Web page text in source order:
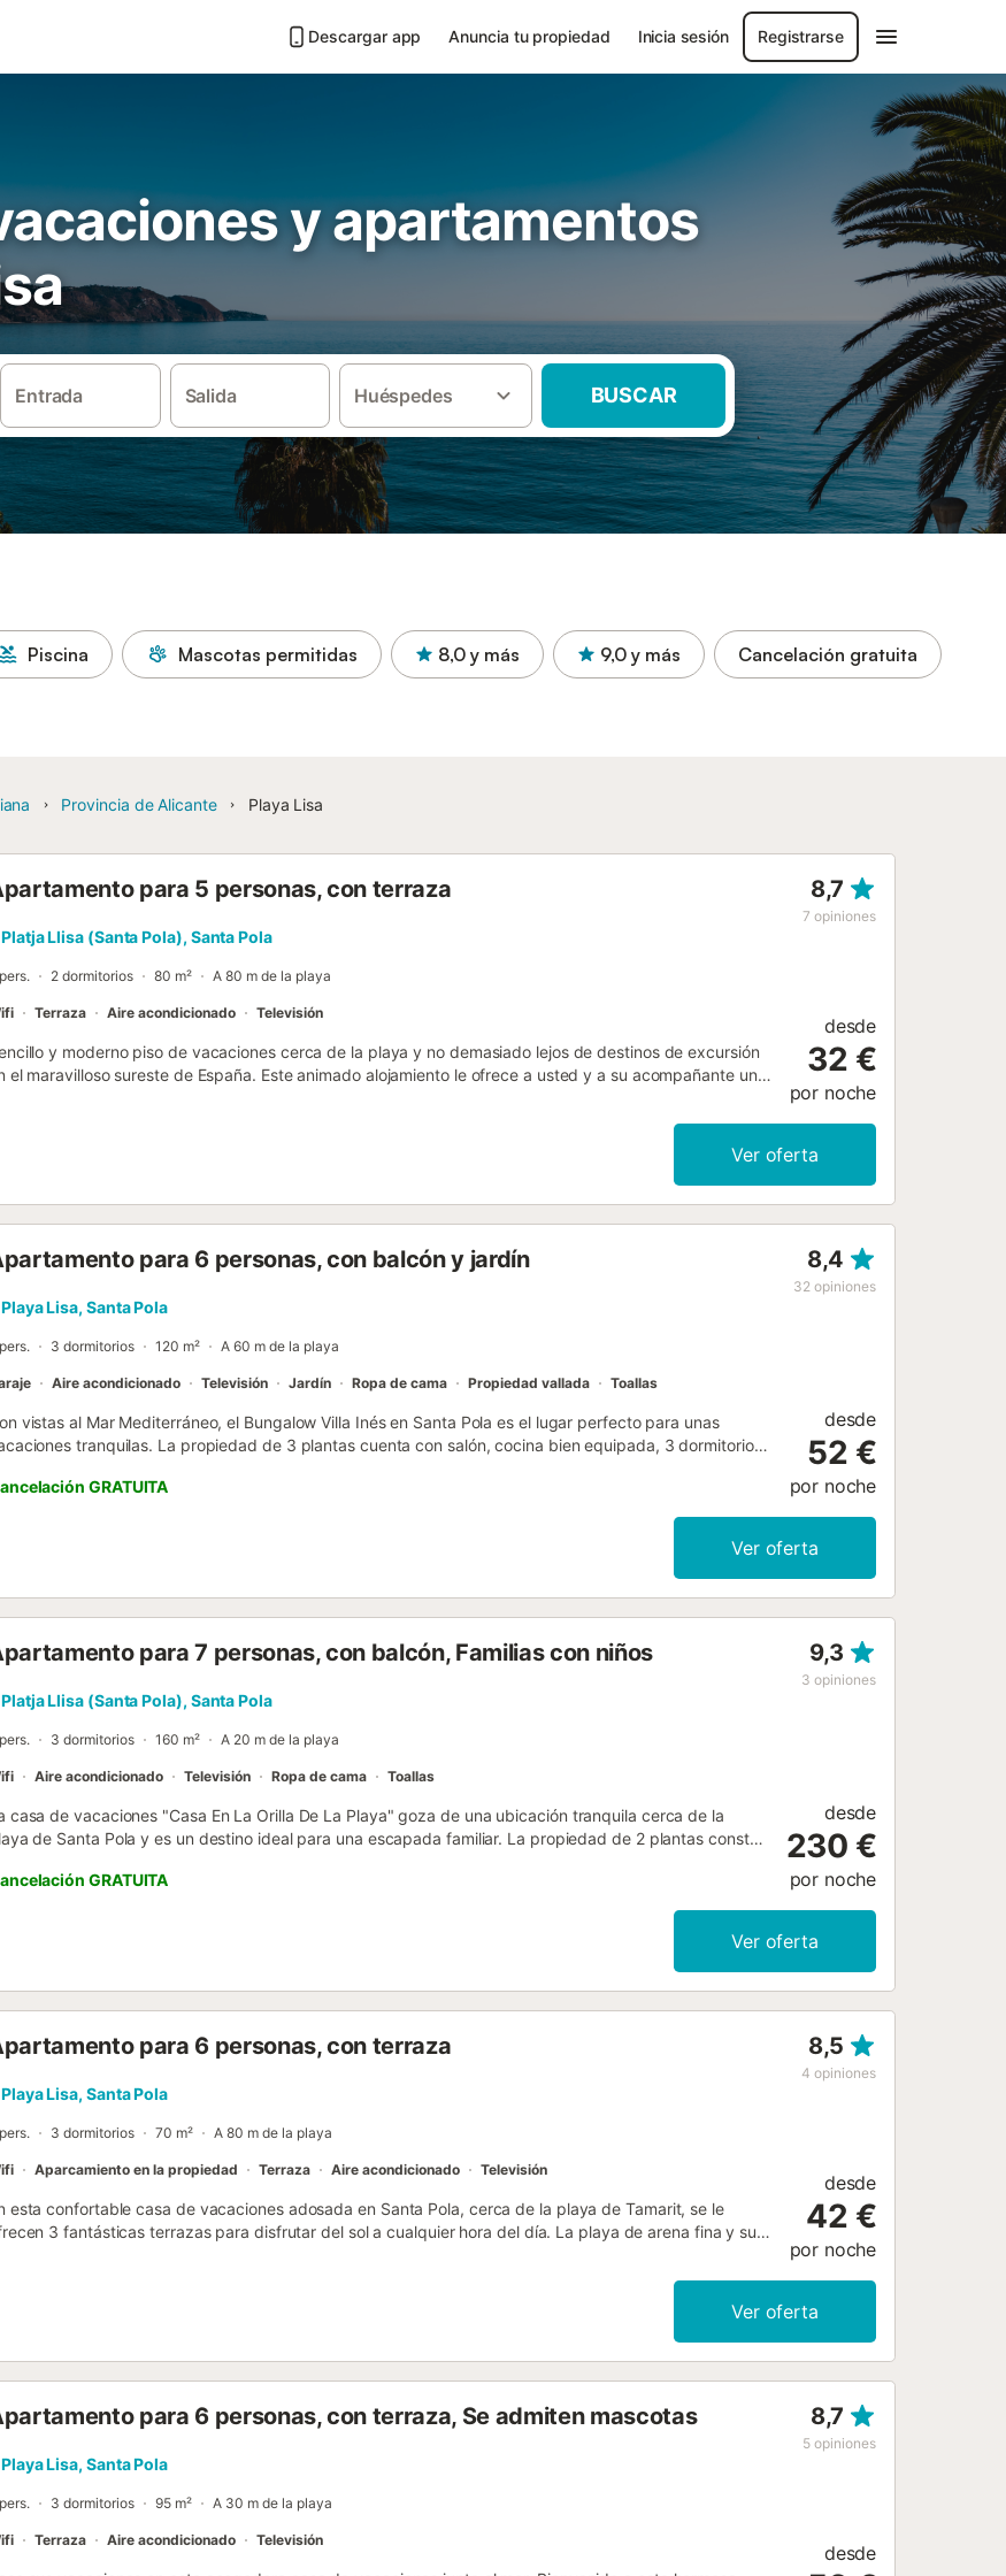
Descargar app Anuncia tu propiedad Inicia sesión Registrarse
y apartamentos
Entrada Salida Huéspedes BUSCAR
Piscina Mascotas permitidas 8,0 y más 9,0 y más Cancelación gratuita
Provincia de Alicante Playa Lisa
para 5 personas, con terraza 8,7
7 opiniones
Platja Llisa (Santa Pola), Santa Pola
2 dormitorios 80 m² A 80 m de la playa
Terraza Aire acondicionado Televisión
y moderno piso de vacaciones cerca de la playa y no demasiado lejos de destinos de excursión
el maravilloso sureste de España. Este animado alojamiento le ofrece a usted y a su acompañante un
desayuno altanero mientras sienten el cálido aire veraniego y disfrutan de las vistas al mar. La playa de
está a sólo 90 metros de su alojamiento, donde podrá nadar, tomar el sol o construir castillos de
o pasear por los paseos marítimos. La rambla conduce al puerto pesquero, famoso por el
de aves, incluidos los flamencos, o las espectaculares vistas desde el faro. También hay un
provincia de Alicante....
desde
32 €
por noche
Ver oferta
para 6 personas, con balcón y jardín 8,4
32 opiniones
Playa Lisa, Santa Pola
3 dormitorios 120 m² A 60 m de la playa
Aire acondicionado Televisión Jardín Ropa de cama Propiedad vallada Toallas
vistas al Mar Mediterráneo, el Bungalow Villa Inés en Santa Pola es el lugar perfecto para unas
tranquilas. La propiedad de 3 plantas cuenta con salón, cocina bien equipada, 3 dormitorios,
ventilador y lavadora. Refréscate cuando quieras con el dispensador de agua fría,
para recuperar energías tras un día en la playa. Este alojamiento no dispone de Wi-Fi. La
cuenta con espacio exterior privado con jardín, dos terrazas abiertas y balcón. A menos de 15
de plaza de garaje. Se admite una mascota. No se permiten celebraciones de eventos....
GRATUITA
desde
52 €
por noche
Ver oferta
para 7 personas, con balcón, Familias con niños 9,3
3 opiniones
Platja Llisa (Santa Pola), Santa Pola
3 dormitorios 160 m² A 20 m de la playa
Aire acondicionado Televisión Ropa de cama Toallas
casa de vacaciones "Casa En La Orilla De La Playa" goza de una ubicación tranquila cerca de la
de Santa Pola y es un destino ideal para una escapada familiar. La propiedad de 2 plantas consta
y comodidades adicionales incluyen Wi-Fi, televisión, aire acondicionado, una lavadora y un
Su zona exterior privada incluye una terraza descubierta, una terraza cubierta y un balcón.
GRATUITA
desde
230 €
por noche
Ver oferta
para 6 personas, con terraza 8,5
4 opiniones
Playa Lisa, Santa Pola
3 dormitorios 70 m² A 80 m de la playa
Aparcamiento en la propiedad Terraza Aire acondicionado Televisión
esta confortable casa de vacaciones adosada en Santa Pola, cerca de la playa de Tamarit, se le
3 fantásticas terrazas para disfrutar del sol a cualquier hora del día. La playa de arena fina y su
olas. A sólo 2,5 km del puerto de Santa Pola, encontrará numerosos pubs, restaurantes y opciones de
No se pierda la lonja de pescado, con pescado fresco de la bahía, abierta todos los días a partir de
sus famosos flamencos. Cuna y trona disponibles bajo petición y con cargo extra....
desde
42 €
por noche
Ver oferta
para 6 personas, con terraza, Se admiten mascotas 8,7
5 opiniones
Playa Lisa, Santa Pola
3 dormitorios 95 m² A 30 m de la playa
Terraza Aire acondicionado Televisión
desde